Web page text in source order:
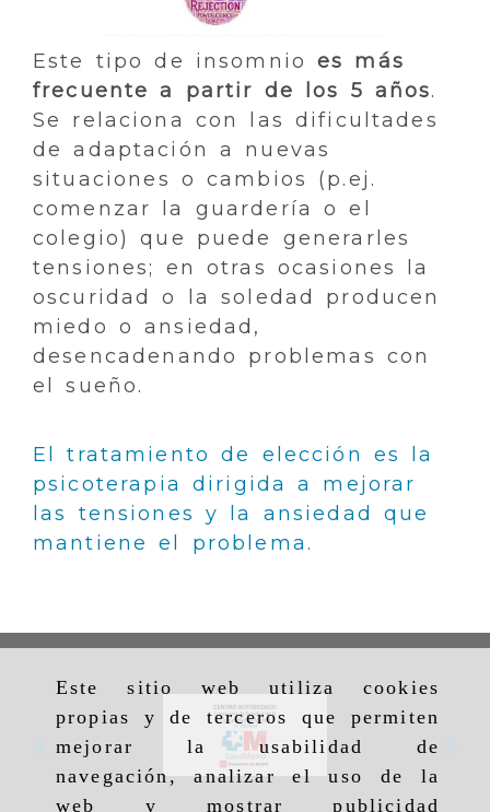
Este sitio web utiliza cookies
propias y de terceros que permiten
mejorar la usabilidad de
navegación, analizar el uso de la
web y mostrar publicidad
Este tipo de insomnio es más
frecuente a partir de los 5 años.
Se relaciona con las dificultades
de adaptación a nuevas
situaciones o cambios (p.ej.
comenzar la guardería o el
colegio) que puede generarles
tensiones; en otras ocasiones la
oscuridad o la soledad producen
miedo o ansiedad,
desencadenando problemas con
el sueño.
El tratamiento de elección es la
psicoterapia dirigida a mejorar
las tensiones y la ansiedad que
mantiene el problema.
Anterior